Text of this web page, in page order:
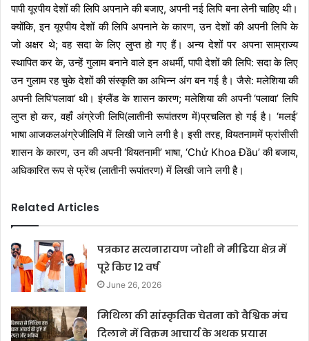
पापी यूरपीय देशों की लिपि अपनाने की बजाए, अपनी नई लिपि बना लेनी चाहिए थी।
क्योंकि, इन यूरपीय देशों की लिपि अपनाने के कारण, उन देशों की अपनी लिपि के
जो अक्षर थे; वह सदा के लिए लुप्त हो गए हैं। अन्य देशों पर अपना साम्राज्य
स्थापित कर के, उन्हें गुलाम बनाने वाले इन अधर्मी, पापी देशों की लिपि: सदा के लिए
उन गुलाम रह चुके देशों की संस्कृति का अभिन्न अंग बन गई है। जैसे: मलेशिया की
अपनी लिपि‘पलावा’ थी। इंग्लैंड के शासन कारण; मलेशिया की अपनी ‘पलावा’ लिपि
लुप्त हो कर, वहाँ अंग्रेजी लिपि(लातीनी रूपांतरण में)प्रचलित हो गई है। ‘मलई’
भाषा आजकलअंग्रेजीलिपि में लिखी जाने लगी है। इसी तरह, वियतनाममें फ्रांसीसी
शासन के कारण, उन की अपनी ‘वियतनामी’ भाषा, ‘Chử Khoa Đầu’ की बजाय,
अधिकारित रूप से फ्रेंच (लातीनी रूपांतरण) में लिखी जाने लगी है।
Related Articles
पत्रकार सत्यनारायण जोशी ने मीडिया क्षेत्र में
पूरे किए 12 वर्ष
June 26, 2026
मिथिला की सांस्कृतिक चेतना को वैश्विक मंच
दिलाने में विक्रम आचार्य के अथक प्रयास